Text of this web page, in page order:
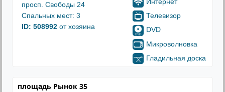
просп. Свободы 24
Спальных мест: 3
ID: 508992 от хозяина
Телевизор
DVD
Микроволновка
Гладильная доска
площадь Рынок 35